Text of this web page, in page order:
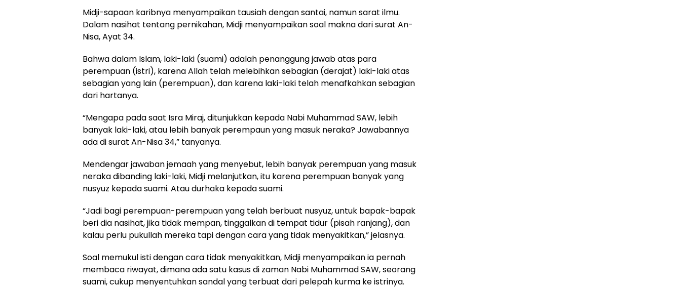
Midji-sapaan karibnya menyampaikan tausiah dengan santai, namun sarat ilmu.
Dalam nasihat tentang pernikahan, Midji menyampaikan soal makna dari surat An-
Nisa, Ayat 34.
Bahwa dalam Islam, laki-laki (suami) adalah penanggung jawab atas para
perempuan (istri), karena Allah telah melebihkan sebagian (derajat) laki-laki atas
sebagian yang lain (perempuan), dan karena laki-laki telah menafkahkan sebagian
dari hartanya.
“Mengapa pada saat Isra Miraj, ditunjukkan kepada Nabi Muhammad SAW, lebih
banyak laki-laki, atau lebih banyak perempaun yang masuk neraka? Jawabannya
ada di surat An-Nisa 34,” tanyanya.
Mendengar jawaban jemaah yang menyebut, lebih banyak perempuan yang masuk
neraka dibanding laki-laki, Midji melanjutkan, itu karena perempuan banyak yang
nusyuz kepada suami. Atau durhaka kepada suami.
“Jadi bagi perempuan-perempuan yang telah berbuat nusyuz, untuk bapak-bapak
beri dia nasihat, jika tidak mempan, tinggalkan di tempat tidur (pisah ranjang), dan
kalau perlu pukullah mereka tapi dengan cara yang tidak menyakitkan,” jelasnya.
Soal memukul isti dengan cara tidak menyakitkan, Midji menyampaikan ia pernah
membaca riwayat, dimana ada satu kasus di zaman Nabi Muhammad SAW, seorang
suami, cukup menyentuhkan sandal yang terbuat dari pelepah kurma ke istrinya.